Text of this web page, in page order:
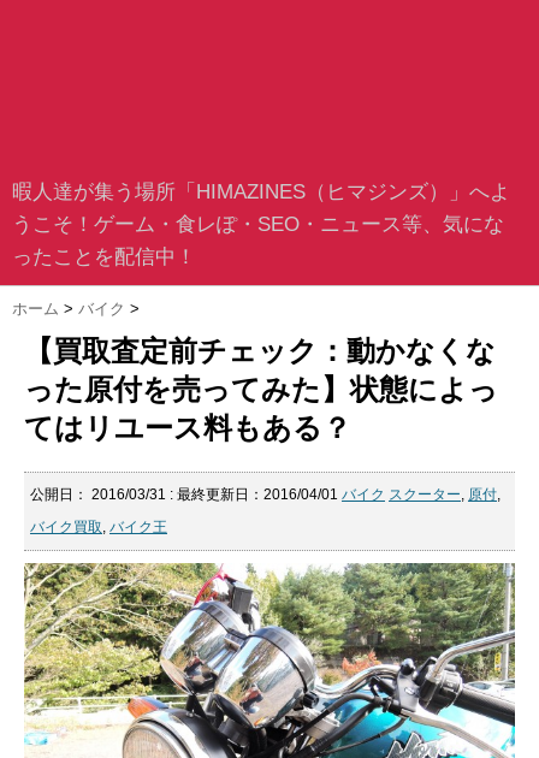
暇人達が集う場所「HIMAZINES（ヒマジンズ）」へよ
うこそ！ゲーム・食レぽ・SEO・ニュース等、気にな
ったことを配信中！
ホーム > バイク >
【買取査定前チェック：動かなくな
った原付を売ってみた】状態によっ
てはリユース料もある？
公開日： 2016/03/31 : 最終更新日：2016/04/01 バイク スクーター, 原付,
バイク買取, バイク王